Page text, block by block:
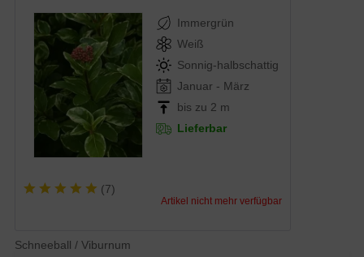
Immergrün
Weiß
Sonnig-halbschattig
Januar - März
bis zu 2 m
Lieferbar
(7)
Artikel nicht mehr verfügbar
Schneeball / Viburnum